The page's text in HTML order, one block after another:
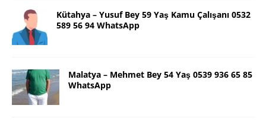
Kütahya – Yusuf Bey 59 Yaş Kamu Çalışanı 0532
589 56 94 WhatsApp
Malatya – Mehmet Bey 54 Yaş 0539 936 65 85
WhatsApp